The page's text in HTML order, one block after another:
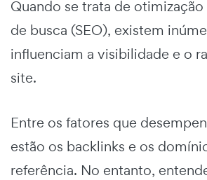
Quando se trata de
de busca (SEO), existem
influenciam a visibilidade e o
site.
Entre os fatores que
estão os backlinks e os
referência. No entanto,